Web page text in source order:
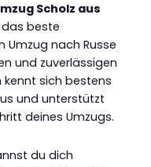
Scholz aus
das beste
Umzug nach Russe
und zuverlässigen
kennt sich bestens
und unterstützt
deines Umzugs.
du dich